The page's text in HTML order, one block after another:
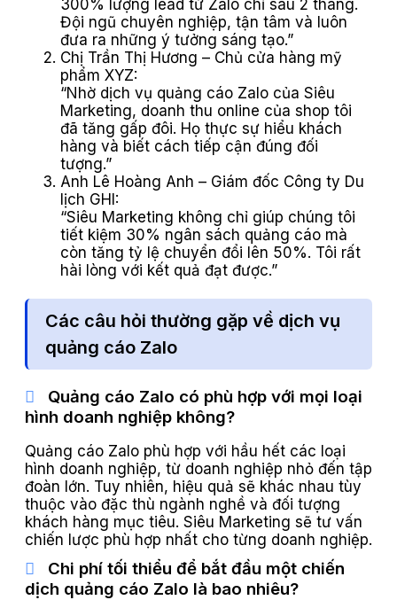
300% lượng lead từ Zalo chỉ sau 2 tháng.
Đội ngũ chuyên nghiệp, tận tâm và luôn
đưa ra những ý tưởng sáng tạo.”
Chị Trần Thị Hương – Chủ cửa hàng mỹ
phẩm XYZ:
“Nhờ dịch vụ quảng cáo Zalo của Siêu
Marketing, doanh thu online của shop tôi
đã tăng gấp đôi. Họ thực sự hiểu khách
hàng và biết cách tiếp cận đúng đối
tượng.”
Anh Lê Hoàng Anh – Giám đốc Công ty Du
lịch GHI:
“Siêu Marketing không chỉ giúp chúng tôi
tiết kiệm 30% ngân sách quảng cáo mà
còn tăng tỷ lệ chuyển đổi lên 50%. Tôi rất
hài lòng với kết quả đạt được.”
Các câu hỏi thường gặp về dịch vụ
quảng cáo Zalo
Quảng cáo Zalo có phù hợp với mọi loại
hình doanh nghiệp không?
Quảng cáo Zalo phù hợp với hầu hết các loại
hình doanh nghiệp, từ doanh nghiệp nhỏ đến tập
đoàn lớn. Tuy nhiên, hiệu quả sẽ khác nhau tùy
thuộc vào đặc thù ngành nghề và đối tượng
khách hàng mục tiêu. Siêu Marketing sẽ tư vấn
chiến lược phù hợp nhất cho từng doanh nghiệp.
Chi phí tối thiểu để bắt đầu một chiến
dịch quảng cáo Zalo là bao nhiêu?